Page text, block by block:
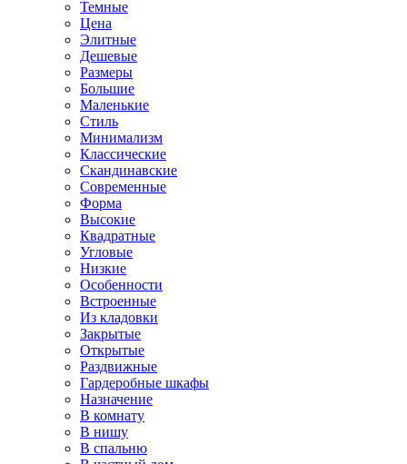
Темные
Цена
Элитные
Дешевые
Размеры
Большие
Маленькие
Стиль
Минимализм
Классические
Скандинавские
Современные
Форма
Высокие
Квадратные
Угловые
Низкие
Особенности
Встроенные
Из кладовки
Закрытые
Открытые
Раздвижные
Гардеробные шкафы
Назначение
В комнату
В нишу
В спальню